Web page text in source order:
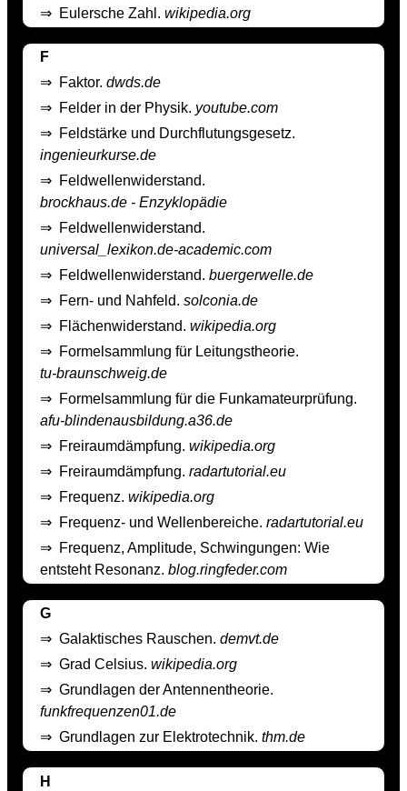
⇒ Eulersche Zahl. wikipedia.org
F
⇒ Faktor. dwds.de
⇒ Felder in der Physik. youtube.com
⇒ Feldstärke und Durchflutungsgesetz.
ingenieurkurse.de
⇒ Feldwellenwiderstand.
brockhaus.de - Enzyklopädie
⇒ Feldwellenwiderstand.
universal_lexikon.de-academic.com
⇒ Feldwellenwiderstand. buergerwelle.de
⇒ Fern- und Nahfeld. solconia.de
⇒ Flächenwiderstand. wikipedia.org
⇒ Formelsammlung für Leitungstheorie.
tu-braunschweig.de
⇒ Formelsammlung für die Funkamateurprüfung.
afu-blindenausbildung.a36.de
⇒ Freiraumdämpfung. wikipedia.org
⇒ Freiraumdämpfung. radartutorial.eu
⇒ Frequenz. wikipedia.org
⇒ Frequenz- und Wellenbereiche. radartutorial.eu
⇒ Frequenz, Amplitude, Schwingungen: Wie
entsteht Resonanz. blog.ringfeder.com
G
⇒ Galaktisches Rauschen. demvt.de
⇒ Grad Celsius. wikipedia.org
⇒ Grundlagen der Antennentheorie.
funkfrequenzen01.de
⇒ Grundlagen zur Elektrotechnik. thm.de
H